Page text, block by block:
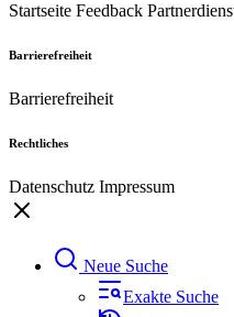
Startseite Feedback
Barrierefreiheit
Barrierefreiheit
Rechtliches
Datenschutz Impressum
Neue Suche
Exakte Suche